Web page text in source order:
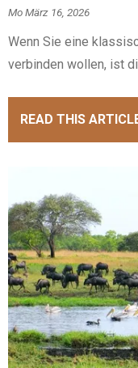
Mo März 16, 2026
Wenn Sie eine
verbinden wollen, ist
READ THIS